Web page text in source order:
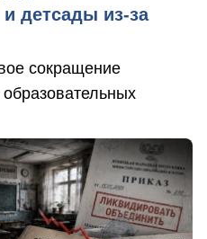
детсады из-за
сокращение